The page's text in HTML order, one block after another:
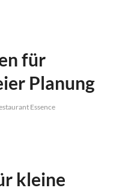
für
Planung
Essence
kleine